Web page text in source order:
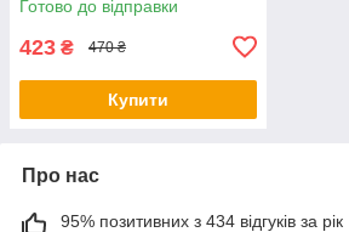
1131026r
Готово до відправки
423 ₴ 470 ₴
Купити
Про нас
95% позитивних з 434 відгуків за рік